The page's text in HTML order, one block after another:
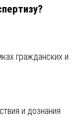
гражданских и
и дознания